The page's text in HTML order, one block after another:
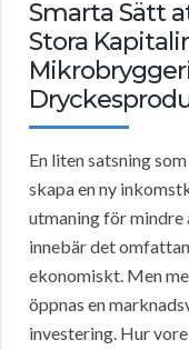
Smarta Sätt
Stora
En liten satsning
skapa en ny
utmaning för
innebär det
ekonomiskt. Men
öppnas en
investering. Hur